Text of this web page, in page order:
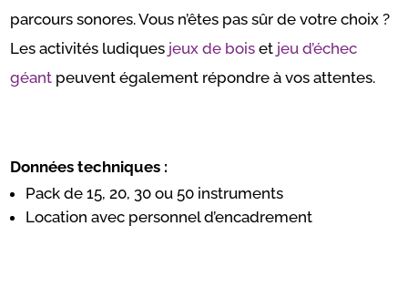
parcours sonores. Vous n’êtes pas sûr de votre choix ?
Les activités ludiques jeux de bois et jeu d’échec
géant peuvent également répondre à vos attentes.
Données techniques :
Pack de 15, 20, 30 ou 50 instruments
Location avec personnel d’encadrement